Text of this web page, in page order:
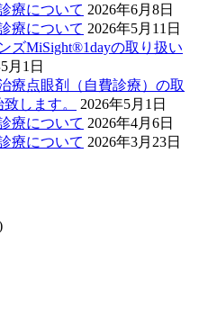
療について 2026年6月8日
療について 2026年5月11日
ズMiSight®1dayの取り扱い
月1日
療点眼剤（自費診療）の取
します。
2026年5月1日
療について 2026年4月6日
療について 2026年3月23日